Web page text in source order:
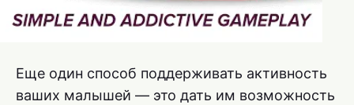
Еще один способ поддерживать активность
ваших малышей — это дать им возможность